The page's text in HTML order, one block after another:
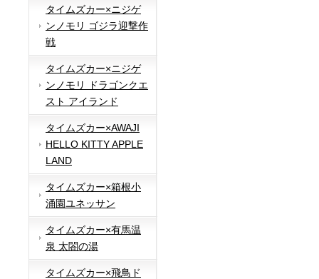
タイムズカー×ニジゲ
ンノモリ ゴジラ迎撃作
戦
タイムズカー×ニジゲ
ンノモリ ドラゴンクエ
スト アイランド
タイムズカー×AWAJI
HELLO KITTY APPLE
LAND
タイムズカー×箱根小
涌園ユネッサン
タイムズカー×有馬温
泉 太閤の湯
タイムズカー×飛鳥ド